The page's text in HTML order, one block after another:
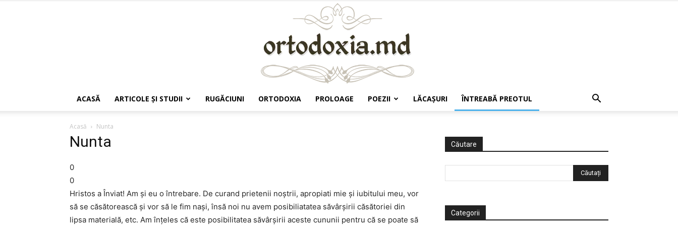
ACASĂ ARTICOLE ŞI STUDII RUGĂCIUNI ORTODOXIA PROLOAGE POEZII LĂCAŞURI ÎNTREABĂ PREOTUL
Acasă Nunta
Nunta
0
0
Hristos a Înviat! Am și eu o întrebare. De curand prietenii noștrii, apropiati mie și iubitului meu, vor
să se căsătorească și vor să le fim nași, însă noi nu avem posibiliatatea săvârșirii căsătoriei din
lipsa materială, etc. Am înțeles că este posibilitatea săvârșirii aceste cununii pentru că se poate să
Căutare
Categorii